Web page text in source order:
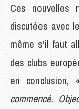
Ces nouvelles
discutées avec
même s'il faut
des clubs
en conclusion,
commencé.